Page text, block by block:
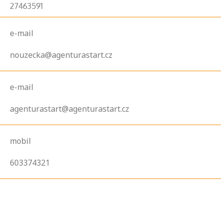
27463591
e-mail
nouzecka@agenturastart.cz
e-mail
agenturastart@agenturastart.cz
mobil
603374321